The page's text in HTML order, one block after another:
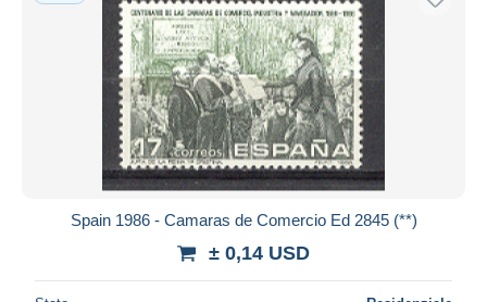
Spain 1986 - Camaras de Comercio Ed 2845 (**)
± 0,14 USD